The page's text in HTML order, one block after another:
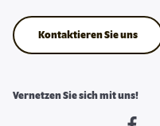
Kontaktieren Sie uns
Vernetzen Sie sich mit uns!